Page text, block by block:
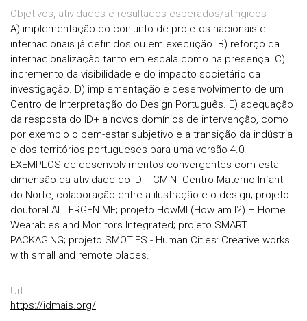
Objetivos, atividades e resultados esperados/atingidos
A) implementação do conjunto de projetos nacionais e
internacionais já definidos ou em execução. B) reforço da
internacionalização tanto em escala como na presença. C)
incremento da visibilidade e do impacto societário da
investigação. D) implementação e desenvolvimento de um
Centro de Interpretação do Design Português. E) adequação
da resposta do ID+ a novos domínios de intervenção, como
por exemplo o bem-estar subjetivo e a transição da indústria
e dos territórios portugueses para uma versão 4.0.
EXEMPLOS de desenvolvimentos convergentes com esta
dimensão da atividade do ID+: CMIN -Centro Materno Infantil
do Norte, colaboração entre a ilustração e o design; projeto
doutoral ALLERGEN.ME; projeto HowMI (How am I?) – Home
Wearables and Monitors Integrated; projeto SMART
PACKAGING; projeto SMOTIES - Human Cities: Creative works
with small and remote places.
Url
https://idmais.org/